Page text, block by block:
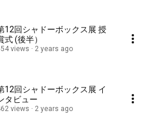
12回シャドーボックス展 授
式 (後半）
views 2 years ago
12回シャドーボックス展 イ
タビュー
views 2 years ago